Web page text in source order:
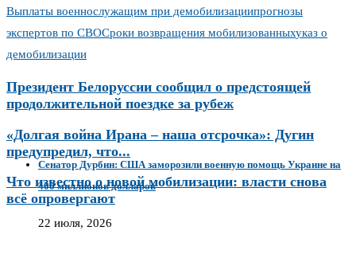
Выплаты военнослужащим при демобилизациипрогнозы
экспертов по СВОСроки возвращения мобилизованныхуказ о
демобилизации
Президент Белоруссии сообщил о предстоящей
продолжительной поездке за рубеж
«Долгая война Ирана – наша отсрочка»: Дугин
предупредил, что...
Что известно о новой мобилизации: власти снова
всё опровергают
Сенатор Дурбин: США заморозили военную помощь Украине на
400 миллионов долларов
22 июля, 2026